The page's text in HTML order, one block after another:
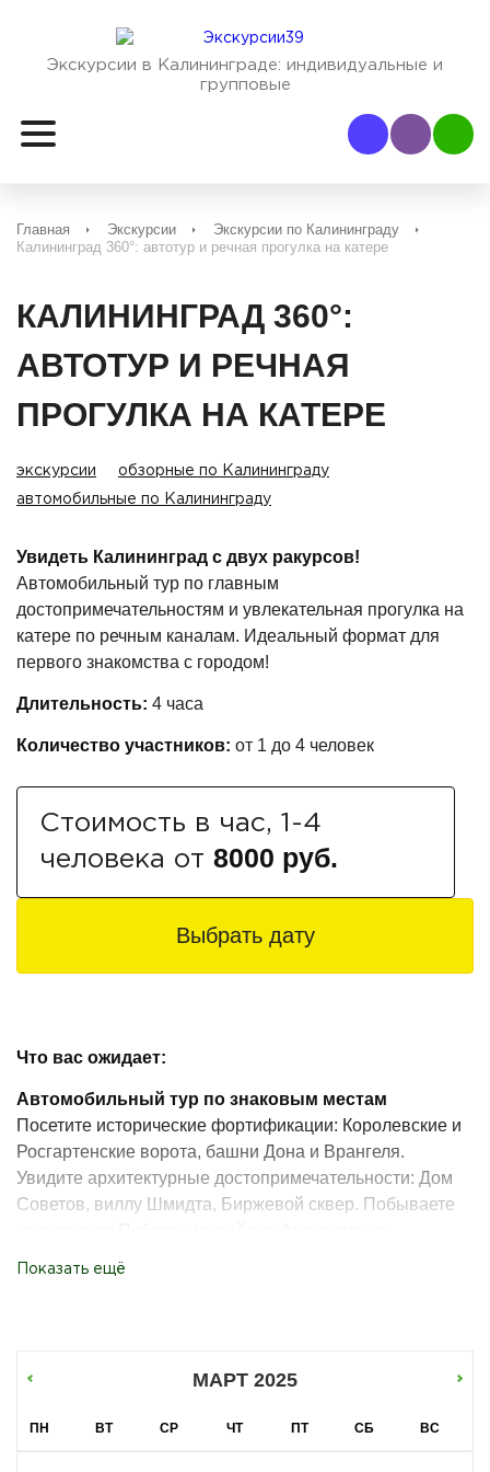
Экскурсии в Калининграде: индивидуальные и
групповые
Наш Viber
Наш
Главная Экскурсии
Экскурсии по Калининграду
Калининград 360°: автотур и речная прогулка на катере
КАЛИНИНГРАД 360°:
АВТОТУР И РЕЧНАЯ
ПРОГУЛКА НА КАТЕРЕ
экскурсии обзорные по Калининграду
автомобильные по Калининграду
Увидеть Калининград с двух ракурсов!
Автомобильный тур по главным
достопримечательностям и увлекательная прогулка на
катере по речным каналам. Идеальный формат для
первого знакомства с городом!
Длительность: 4 часа
Количество участников: от 1 до 4 человек
Стоимость в час, 1-4
человека от 8000 руб.
Выбрать дату
Что вас ожидает:
Автомобильный тур по знаковым местам
Посетите исторические фортификации: Королевские и
Росгартенские ворота, башни Дона и Врангеля.
Увидите архитектурные достопримечательности: Дом
Советов, виллу Шмидта, Биржевой сквер. Побываете
уголках острова.
Речная прогулка на катере
Показать ещё
МАРТ 2025
ПН ВТ СР ЧТ ПТ СБ ВС